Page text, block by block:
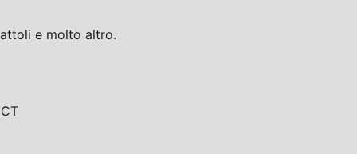
e molto altro.